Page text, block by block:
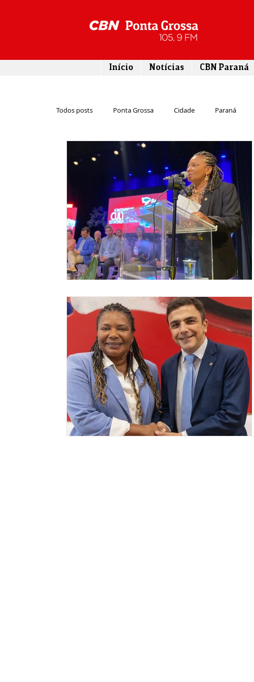
Início Notícias CBN Paraná
Todos posts Ponta Grossa Cidade Paraná
Economia Emprego
Infraestrutura Agricultura Lazer Turismo
Meio ambiente Comunicação
Tecnologia Polícia Transporte Cultura